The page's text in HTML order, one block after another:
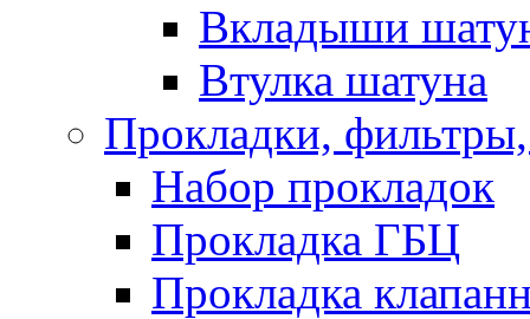
Вкладыши
Втулка шатуна
Прокладки,
Набор прокладок
Прокладка ГБЦ
Прокладка